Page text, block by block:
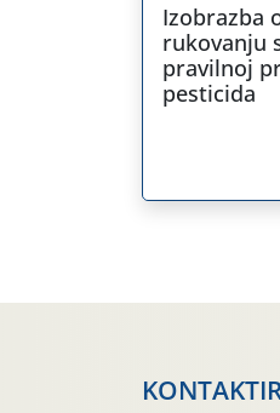
Izobrazba
rukovanju
pravilnoj
pesticida